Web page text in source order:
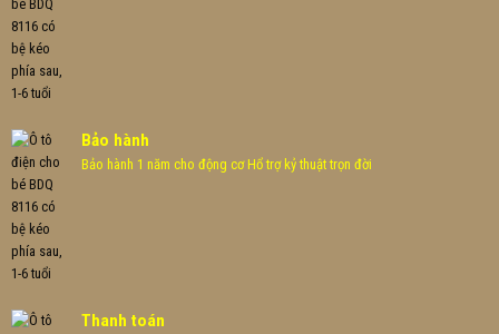
Bảo hành
Bảo hành 1 năm cho động cơ Hổ trợ kỷ thuật trọn đời
Thanh toán